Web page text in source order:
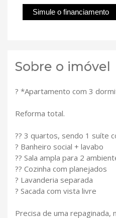
Simule o financiamento
Sobre o imóvel
? *Apartamento com 3
Reforma total.
?? 3 quartos, sendo 1 suíte
? Banheiro social + lavabo
?? Sala ampla para 2
?? Cozinha com planejados
? Lavanderia separada
? Sacada com vista livre
Precisa de uma repaginada,